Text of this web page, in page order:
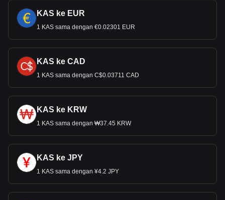
KAS ke EUR
1 KAS sama dengan €0.02301 EUR
KAS ke CAD
1 KAS sama dengan C$0.03711 CAD
KAS ke KRW
1 KAS sama dengan ₩37.45 KRW
KAS ke JPY
1 KAS sama dengan ¥4.2 JPY